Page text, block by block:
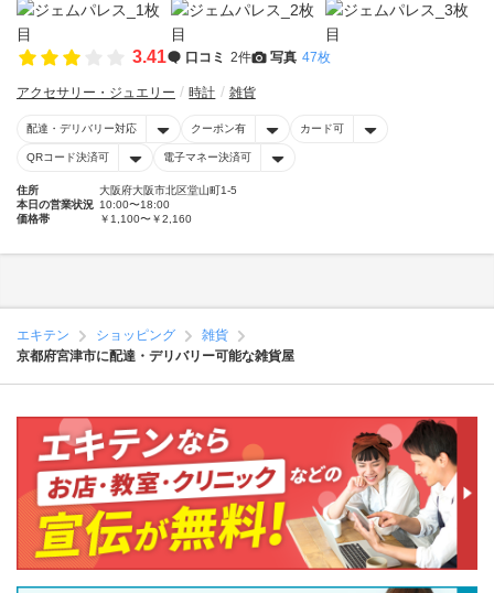
3.41 口コミ 2件 写真 47枚
アクセサリー・ジュエリー 時計 雑貨
配達・デリバリー対応 クーポン有 カード可
QRコード決済可 電子マネー決済可
住所
大阪府大阪市北区堂山町1-5
本日の営業状況 10:00〜18:00
価格帯
￥1,100〜￥2,160
エキテン ショッピング
雑貨
京都府宮津市に配達・デリバリー可能な雑貨屋